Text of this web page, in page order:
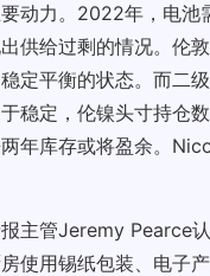
动力。2022年，电
供给过剩的情况。
定平衡的状态。而二
稳定，伦镍头寸持仓
年库存或将盈余。
主管Jeremy Pearce
使用锡纸包装、电子